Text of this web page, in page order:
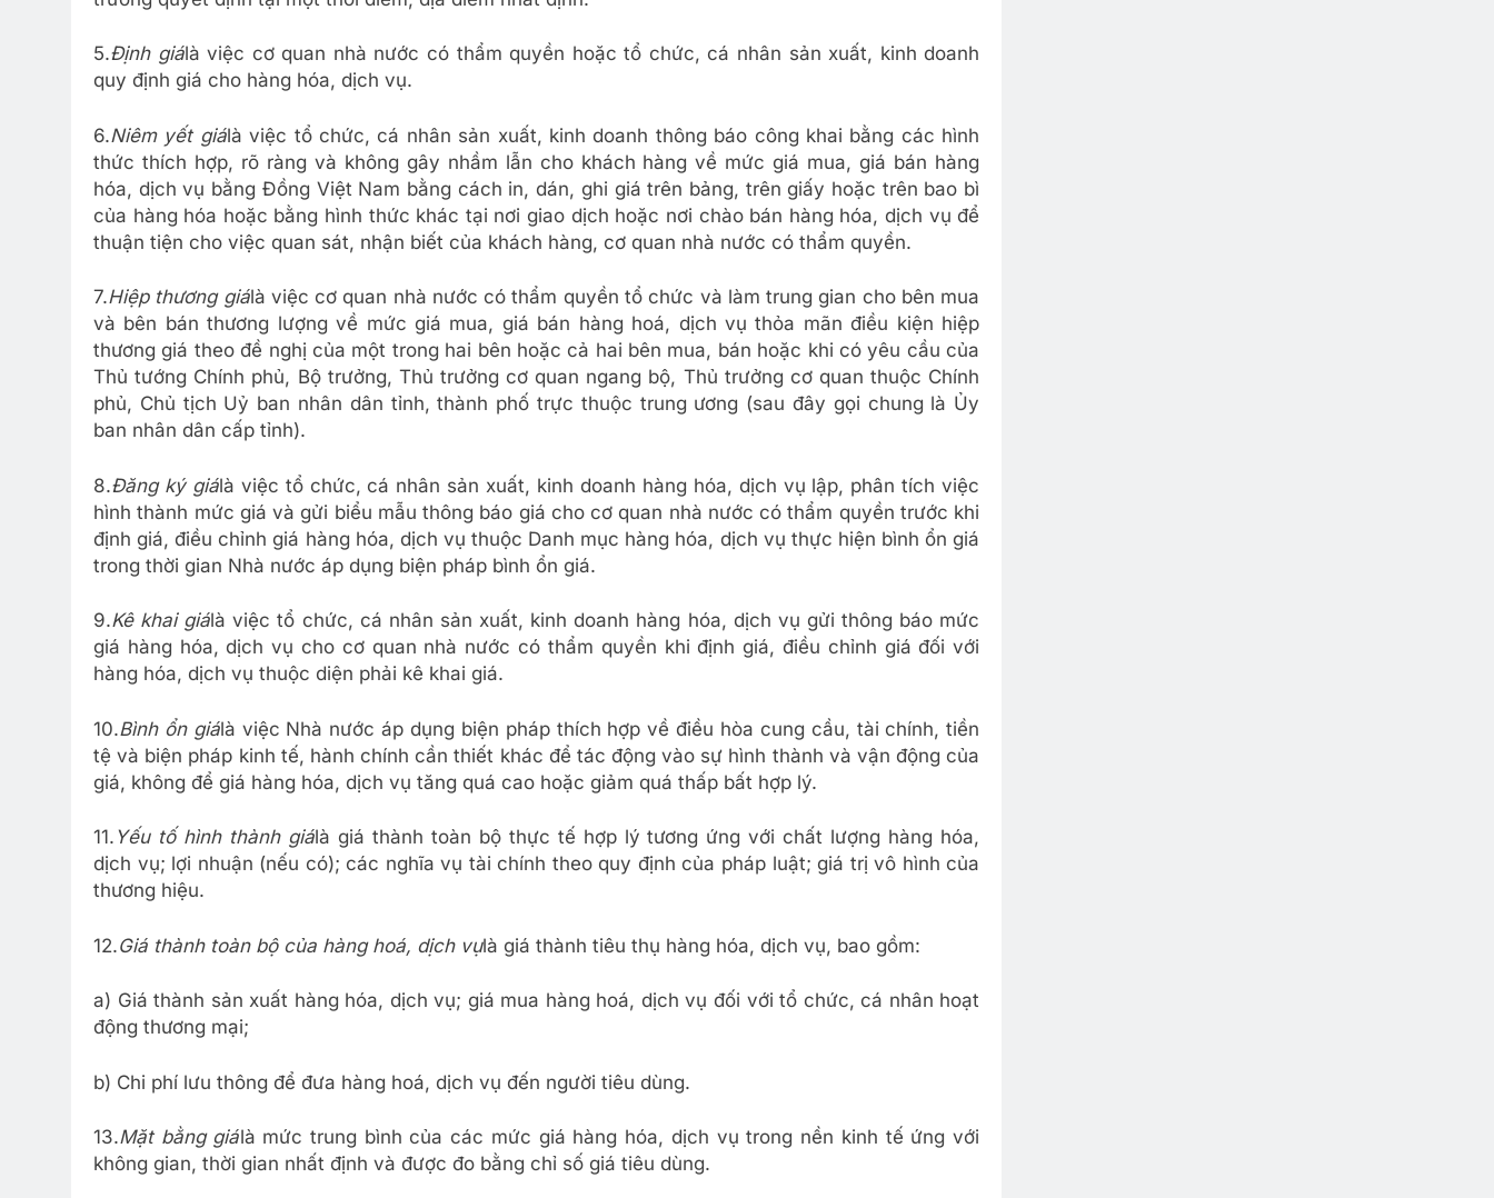
5.Định giálà việc cơ quan nhà nước có thẩm quyền hoặc tổ chức, cá nhân sản xuất, kinh doanh
quy định giá cho hàng hóa, dịch vụ.
6.Niêm yết giálà việc tổ chức, cá nhân sản xuất, kinh doanh thông báo công khai bằng các hình
thức thích hợp, rõ ràng và không gây nhầm lẫn cho khách hàng về mức giá mua, giá bán hàng
hóa, dịch vụ bằng Đồng Việt Nam bằng cách in, dán, ghi giá trên bảng, trên giấy hoặc trên bao bì
của hàng hóa hoặc bằng hình thức khác tại nơi giao dịch hoặc nơi chào bán hàng hóa, dịch vụ để
thuận tiện cho việc quan sát, nhận biết của khách hàng, cơ quan nhà nước có thẩm quyền.
7.Hiệp thương giálà việc cơ quan nhà nước có thẩm quyền tổ chức và làm trung gian cho bên mua
và bên bán thương lượng về mức giá mua, giá bán hàng hoá, dịch vụ thỏa mãn điều kiện hiệp
thương giá theo đề nghị của một trong hai bên hoặc cả hai bên mua, bán hoặc khi có yêu cầu của
Thủ tướng Chính phủ, Bộ trưởng, Thủ trưởng cơ quan ngang bộ, Thủ trưởng cơ quan thuộc Chính
phủ, Chủ tịch Uỷ ban nhân dân tỉnh, thành phố trực thuộc trung ương (sau đây gọi chung là Ủy
ban nhân dân cấp tỉnh).
8.Đăng ký giálà việc tổ chức, cá nhân sản xuất, kinh doanh hàng hóa, dịch vụ lập, phân tích việc
hình thành mức giá và gửi biểu mẫu thông báo giá cho cơ quan nhà nước có thẩm quyền trước khi
định giá, điều chỉnh giá hàng hóa, dịch vụ thuộc Danh mục hàng hóa, dịch vụ thực hiện bình ổn giá
trong thời gian Nhà nước áp dụng biện pháp bình ổn giá.
9.Kê khai giálà việc tổ chức, cá nhân sản xuất, kinh doanh hàng hóa, dịch vụ gửi thông báo mức
giá hàng hóa, dịch vụ cho cơ quan nhà nước có thẩm quyền khi định giá, điều chỉnh giá đối với
hàng hóa, dịch vụ thuộc diện phải kê khai giá.
10.Bình ổn giálà việc Nhà nước áp dụng biện pháp thích hợp về điều hòa cung cầu, tài chính, tiền
tệ và biện pháp kinh tế, hành chính cần thiết khác để tác động vào sự hình thành và vận động của
giá, không để giá hàng hóa, dịch vụ tăng quá cao hoặc giảm quá thấp bất hợp lý.
11. Yếu tố hình thành giálà giá thành toàn bộ thực tế hợp lý tương ứng với chất lượng hàng hóa,
dịch vụ; lợi nhuận (nếu có); các nghĩa vụ tài chính theo quy định của pháp luật; giá trị vô hình của
thương hiệu.
12.Giá thành toàn bộ của hàng hoá, dịch vụlà giá thành tiêu thụ hàng hóa, dịch vụ, bao gồm:
a) Giá thành sản xuất hàng hóa, dịch vụ; giá mua hàng hoá, dịch vụ đối với tổ chức, cá nhân hoạt
động thương mại;
b) Chi phí lưu thông để đưa hàng hoá, dịch vụ đến người tiêu dùng.
13.Mặt bằng giálà mức trung bình của các mức giá hàng hóa, dịch vụ trong nền kinh tế ứng với
không gian, thời gian nhất định và được đo bằng chỉ số giá tiêu dùng.